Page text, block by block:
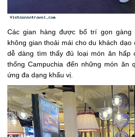
Các gian hàng được bố trí gọn
không gian thoải mái cho du khách
dễ dàng tìm thấy đủ loại món ăn hấp
thống Campuchia đến những món ăn
ứng đa dạng khẩu vị.